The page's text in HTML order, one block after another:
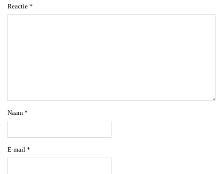
Reactie *
Naam *
E-mail *